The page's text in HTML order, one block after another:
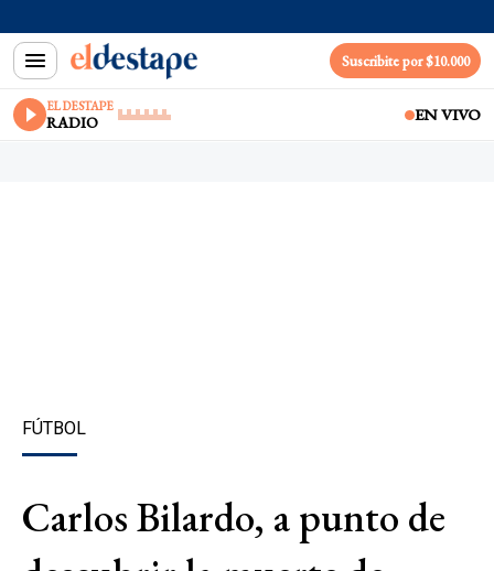
Suscribite por $10.000
EL DESTAPE
RADIO EN VIVO
FÚTBOL
Carlos Bilardo, a punto de